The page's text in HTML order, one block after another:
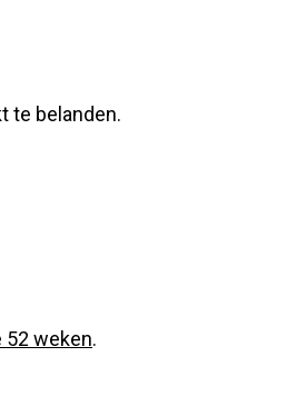
te belanden.
52 weken.